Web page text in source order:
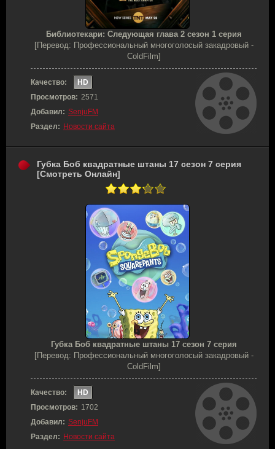
Библиотекари: Следующая глава 2 сезон 1 серия
[Перевод: Профессиональный многоголосый закадровый -
ColdFilm]
Качество:
HD
Просмотров: 2571
Добавил: SenjuFM
Раздел: Новости сайта
Губка Боб квадратные штаны 17 сезон 7 серия
[Смотреть Онлайн]
Губка Боб квадратные штаны 17 сезон 7 серия
[Перевод: Профессиональный многоголосый закадровый -
ColdFilm]
Качество:
HD
Просмотров: 1702
Добавил: SenjuFM
Раздел: Новости сайта